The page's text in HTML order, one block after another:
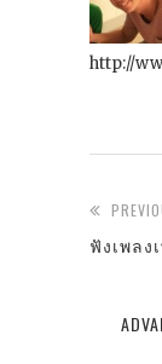
http://
ฟังเพลง